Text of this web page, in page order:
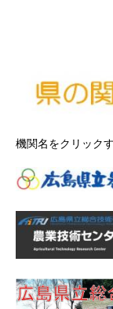
機関名をクリック